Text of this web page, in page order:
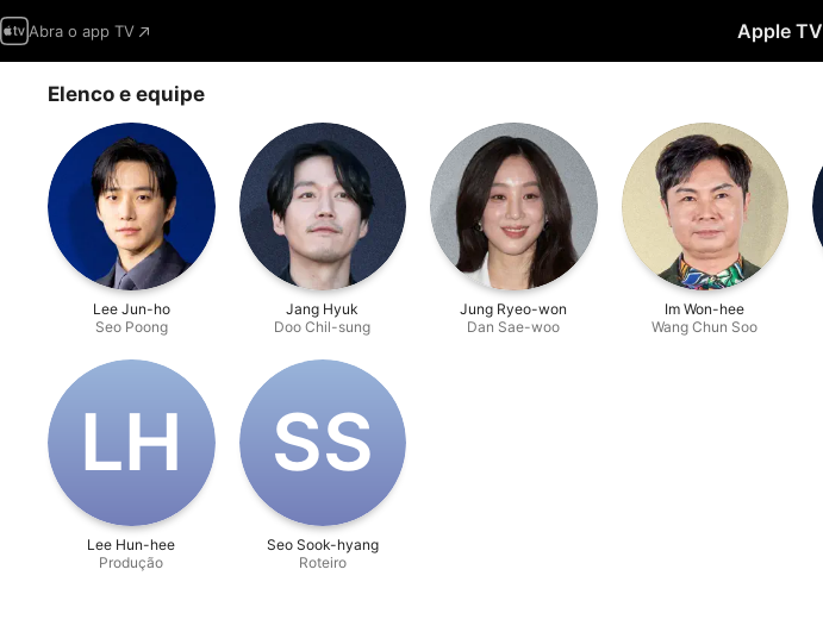
Abra o app TV Apple TV
Elenco e equipe
Lee Jun-ho
Seo Poong
Jang Hyuk
Doo Chil-sung
Jung Ryeo-won
Dan Sae-woo
Im Won-hee
Wang Chun Soo
L‌H
Lee Hun-hee
Produção
S‌S
Seo Sook-hyang
Roteiro